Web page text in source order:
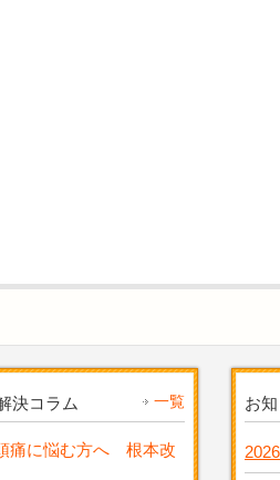
決コラム 一覧
痛に悩む方へ 根本改
お